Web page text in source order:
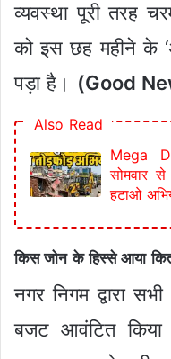
व्यवस्था पूरी तरह
को इस छह महीने के
पड़ा है। (Good
Also Read
Mega
सोमवार
हटाओ
किस जोन के हिस्से आया
नगर निगम द्वारा
बजट आवंटित